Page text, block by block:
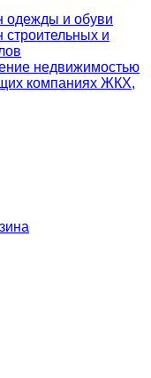
одежды и обуви
и
недвижимостью
компаниях ЖКХ,